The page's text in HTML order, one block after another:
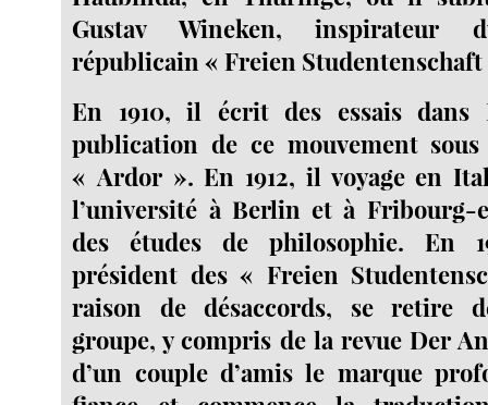
Gustav Wineken, inspirateur
républicain « Freien Studentenschaft
En 1910, il écrit des essais dans
publication de ce mouvement
« Ardor ». En 1912, il voyage en
l’université à Berlin et à Fribourg-
des études de philosophie. En
président des « Freien
raison de désaccords, se retire
groupe, y compris de la revue Der
d’un couple d’amis le marque